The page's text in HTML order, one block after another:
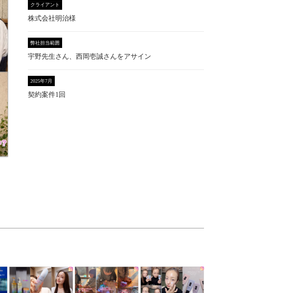
クライアント
株式会社明治様
弊社担当範囲
宇野先生さん、西岡壱誠さんをアサイン
2025年7月
契約案件1回